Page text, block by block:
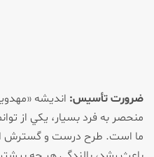
ضرورت تأسيس: انديشه
منحصر به فرد بسيار، يكي از
ما است. طرح درست و گسترش